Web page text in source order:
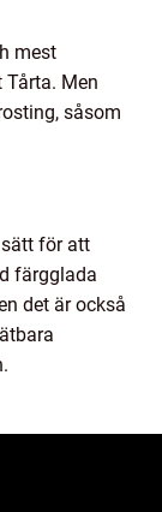
mest
Tårta. Men
såsom
sätt för att
färgglada
det är också